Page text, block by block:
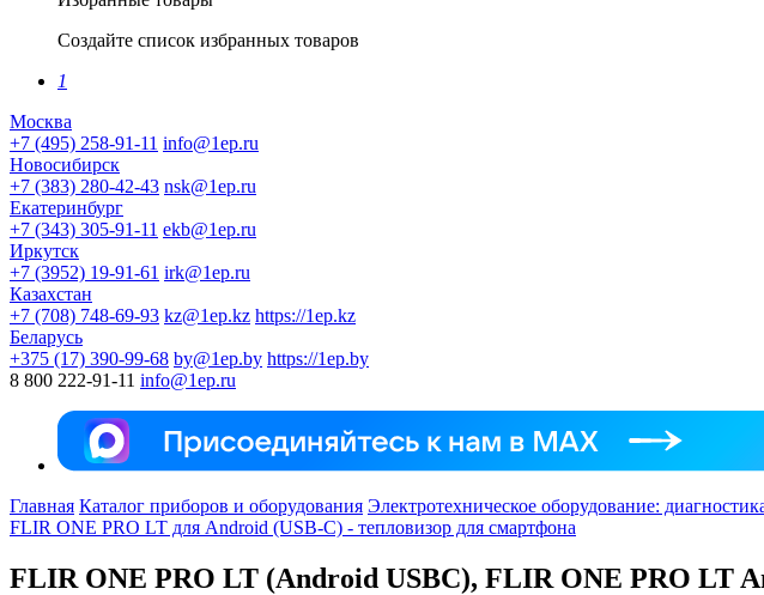
Создайте список избранных товаров
1
Москва
+7 (495) 258-91-11 info@1ep.ru
Новосибирск
+7 (383) 280-42-43 nsk@1ep.ru
Екатеринбург
+7 (343) 305-91-11 ekb@1ep.ru
Иркутск
+7 (3952) 19-91-61 irk@1ep.ru
Казахстан
+7 (708) 748-69-93 kz@1ep.kz https://1ep.kz
Беларусь
+375 (17) 390-99-68 by@1ep.by https://1ep.by
8 800 222-91-11 info@1ep.ru
Главная Каталог приборов и оборудования Электротехническое оборудование:
FLIR ONE PRO LT для Android (USB-C) - тепловизор для смартфона
FLIR ONE PRO LT (Android USBC), FLIR ONE PRO LT